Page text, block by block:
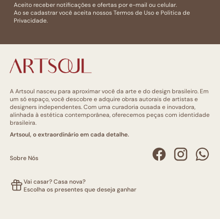
Aceito receber notificações e ofertas por e-mail ou celular.
Ao se cadastrar você aceita nossosTermos de Usoe Politica de
Privacidade.
A Artsoul nasceu para aproximar você da arte e do design brasileiro. Em
um só espaço, você descobre e adquire obras autorais de artistas e
designers independentes. Com uma curadoria ousada e inovadora,
alinhada à estética contemporânea, oferecemos peças com identidade
brasileira.
Artsoul, o extraordinário em cada detalhe.
Sobre Nós
Vai casar? Casa nova?
Escolha os presentes que deseja ganhar